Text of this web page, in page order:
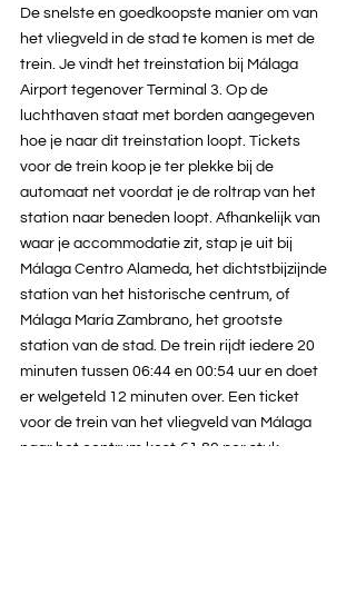
De snelste en goedkoopste manier om van
het vliegveld in de stad te komen is met de
trein. Je vindt het treinstation bij Málaga
Airport tegenover Terminal 3. Op de
luchthaven staat met borden aangegeven
hoe je naar dit treinstation loopt. Tickets
voor de trein koop je ter plekke bij de
automaat net voordat je de roltrap van het
station naar beneden loopt. Afhankelijk van
waar je accommodatie zit, stap je uit bij
Málaga Centro Alameda, het dichtstbijzijnde
station van het historische centrum, of
Málaga María Zambrano, het grootste
station van de stad. De trein rijdt iedere 20
minuten tussen 06:44 en 00:54 uur en doet
er welgeteld 12 minuten over. Een ticket
voor de trein van het vliegveld van Málaga
naar het centrum kost €1,80 per stuk.